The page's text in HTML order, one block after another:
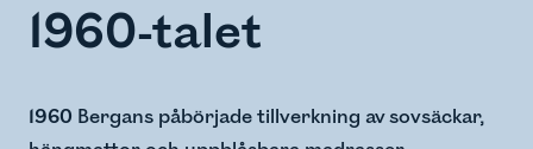
1960-talet
1960 Bergans påbörjade tillverkning av sovsäckar,